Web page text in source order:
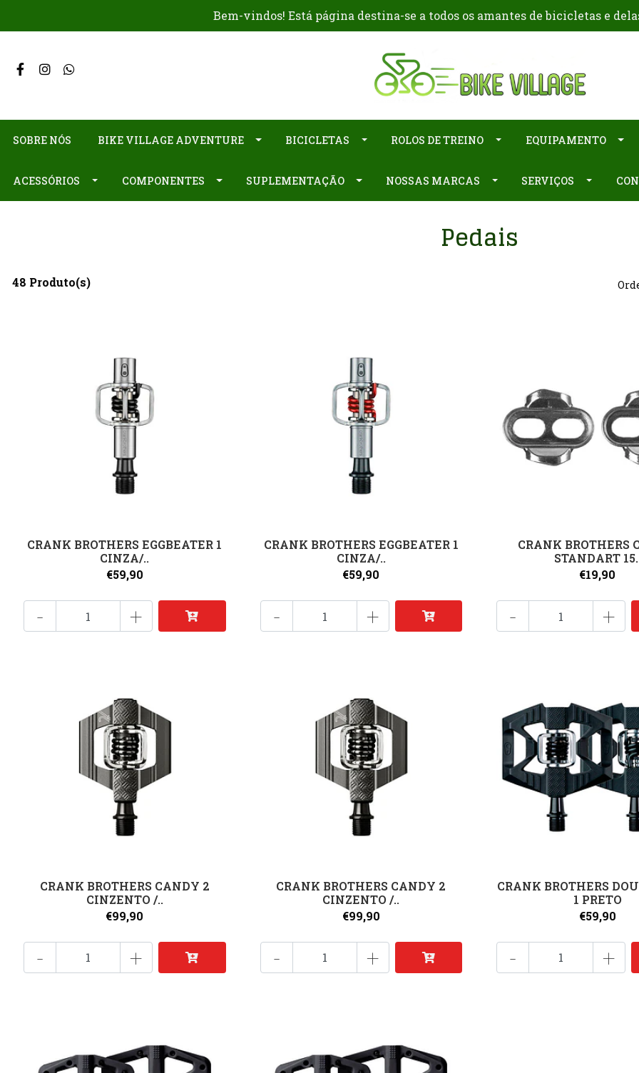
Bem-vindos! Está página destina-se a todos os amantes de bicicletas e
SOBRE NÓS BIKE VILLAGE ADVENTURE BICICLETAS ROLOS DE TREINO EQUIPAMENTO
ACESSÓRIOS COMPONENTES SUPLEMENTAÇÃO NOSSAS MARCAS SERVIÇOS
Pedais
48 Produto(s)
CRANK BROTHERS EGGBEATER 1
CINZA/..
€59,90
- +
CRANK BROTHERS EGGBEATER 1
CINZA/..
€59,90
- +
CRANK BROTHERS
STANDART
€19,90
- +
CRANK BROTHERS CANDY 2
CINZENTO /..
€99,90
- +
CRANK BROTHERS CANDY 2
CINZENTO /..
€99,90
- +
CRANK BROTHERS
1 PRETO
€59,90
- +